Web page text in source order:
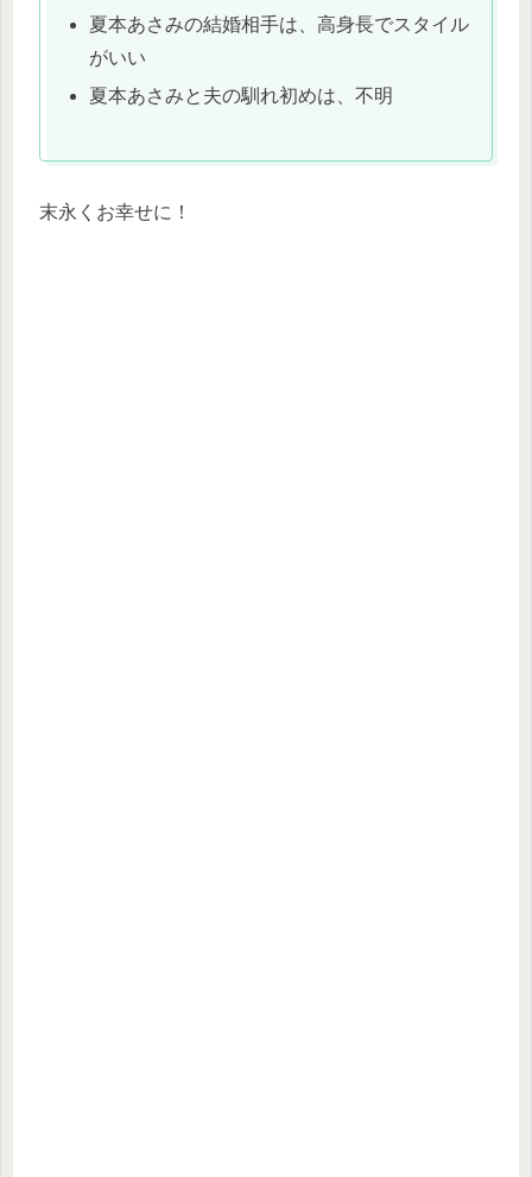
夏本あさみの結婚相手は、高身長でスタイル
がいい
夏本あさみと夫の馴れ初めは、不明
末永くお幸せに！